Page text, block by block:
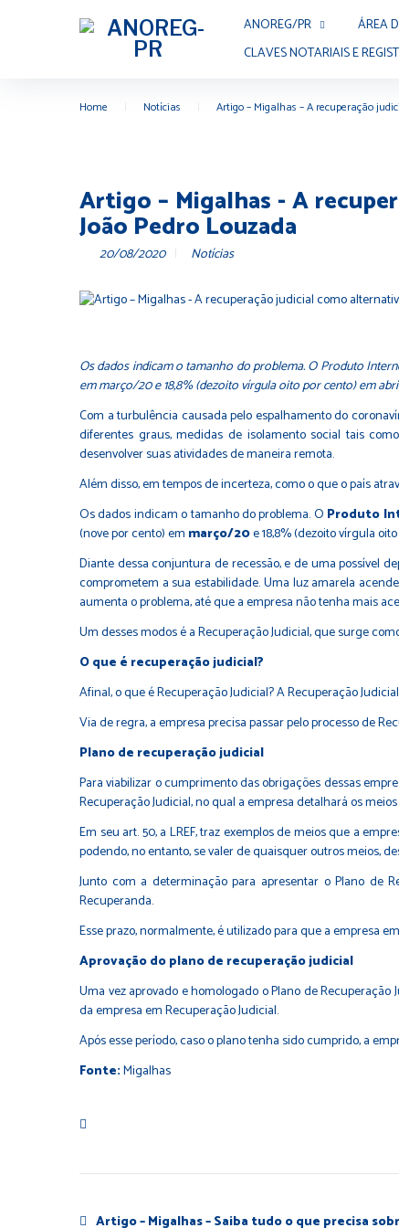
ANOREG/PR ÁREA
CLAVES NOTARIAIS E
Home Notícias Artigo – Migalhas – A recuperação
Artigo – Migalhas - A
João Pedro Louzada
20/08/2020 Notícias
Os dados indicam o tamanho do problema. O Produto
em março/20 e 18,8% (dezoito vírgula oito por cento) em
Com a turbulência causada pelo espalhamento do
diferentes graus, medidas de isolamento social tais
desenvolver suas atividades de maneira remota.
Além disso, em tempos de incerteza, como o que o país
Os dados indicam o tamanho do problema. O Produto
(nove por cento) em março/20e 18,8% (dezoito vírgula
Diante dessa conjuntura de recessão, e de uma possível
comprometem a sua estabilidade. Uma luz amarela
aumenta o problema, até que a empresa não tenha mais
Um desses modos é a Recuperação Judicial, que surge
O que é recuperação judicial?
Afinal, o que é Recuperação Judicial? A Recuperação
Via de regra, a empresa precisa passar pelo processo de
Plano de recuperação judicial
Para viabilizar o cumprimento das obrigações dessas
Recuperação Judicial, no qual a empresa detalhará os
Em seu art. 50, a LREF, traz exemplos de meios que a
podendo, no entanto, se valer de quaisquer outros meios,
Junto com a determinação para apresentar o Plano de
Recuperanda.
Esse prazo, normalmente, é utilizado para que a empresa
Aprovação do plano de recuperação judicial
Uma vez aprovado e homologado o Plano de
da empresa em Recuperação Judicial.
Após esse período, caso o plano tenha sido cumprido, a
Fonte:Migalhas
Artigo – Migalhas – Saiba tudo o que precisa